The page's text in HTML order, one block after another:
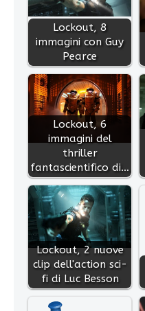
Lockout, 8
immagini con Guy
Pearce
Lockout, 6
immagini del
thriller
fantascientifico di…
Lockout, 2 nuove
clip dell'action sci-
fi di Luc Besson